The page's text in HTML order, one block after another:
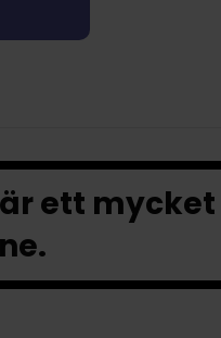
ett mycket